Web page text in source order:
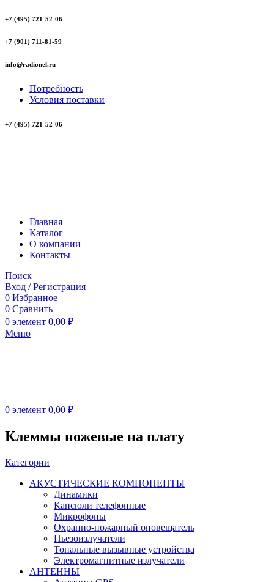
+7 (495) 721-52-06
+7 (901) 711-81-59
info@radionel.ru
Потребность
Условия поставки
+7 (495) 721-52-06
Главная
Каталог
О компании
Контакты
Поиск
Вход / Регистрация
0 Избранное
0 Сравнить
0 элемент 0,00 ₽
Меню
0 элемент 0,00 ₽
Клеммы ножевые на плату
Категории
АКУСТИЧЕСКИЕ КОМПОНЕНТЫ
Динамики
Капсюли телефонные
Микрофоны
Охранно-пожарный оповещатель
Пьезоизлучатели
Тональные вызывные устройства
Электромагнитные излучатели
АНТЕННЫ